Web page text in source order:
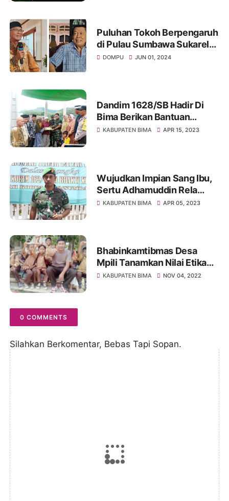
Puluhan Tokoh Berpengaruh
di Pulau Sumbawa Sukarela
Jadi Relawan Rohmi - Firin
DOMPU JUN 01, 2024
Dandim 1628/SB Hadir Di
Bima Berikan Bantuan
Pembangunan Musholla Al
KABUPATEN BIMA APR 15, 2023
Wujudkan Impian Sang Ibu,
Sertu Adhamuddin Rela
Sisihkan Gaji Demi Bangun
KABUPATEN BIMA APR 05, 2023
Bhabinkamtibmas Desa
Mpili Tanamkan Nilai Etika
dan Kedisiplinan Terhadap
KABUPATEN BIMA NOV 04, 2022
0 COMMENTS
Silahkan Berkomentar, Bebas Tapi Sopan.